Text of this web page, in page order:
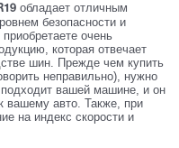
обладает отличным
безопасности и
очень
которая отвечает
шин. Прежде чем купить
неправильно), нужно
вашей машине, и он
вашему авто. Также, при
на индекс скорости и